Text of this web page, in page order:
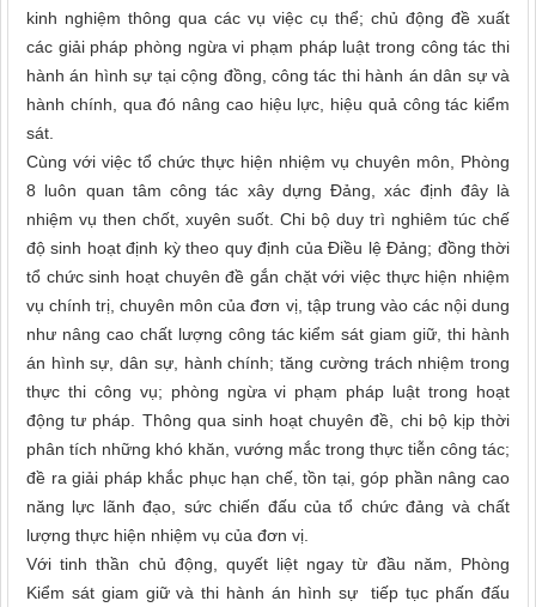
kinh nghiệm thông qua các vụ việc cụ thể; chủ động đề xuất
các giải pháp phòng ngừa vi phạm pháp luật trong công tác thi
hành án hình sự tại cộng đồng, công tác thi hành án dân sự và
hành chính, qua đó nâng cao hiệu lực, hiệu quả công tác kiểm
sát.
Cùng với việc tổ chức thực hiện nhiệm vụ chuyên môn, Phòng
8 luôn quan tâm công tác xây dựng Đảng, xác định đây là
nhiệm vụ then chốt, xuyên suốt. Chi bộ duy trì nghiêm túc chế
độ sinh hoạt định kỳ theo quy định của Điều lệ Đảng; đồng thời
tổ chức sinh hoạt chuyên đề gắn chặt với việc thực hiện nhiệm
vụ chính trị, chuyên môn của đơn vị, tập trung vào các nội dung
như nâng cao chất lượng công tác kiểm sát giam giữ, thi hành
án hình sự, dân sự, hành chính; tăng cường trách nhiệm trong
thực thi công vụ; phòng ngừa vi phạm pháp luật trong hoạt
động tư pháp. Thông qua sinh hoạt chuyên đề, chi bộ kịp thời
phân tích những khó khăn, vướng mắc trong thực tiễn công tác;
đề ra giải pháp khắc phục hạn chế, tồn tại, góp phần nâng cao
năng lực lãnh đạo, sức chiến đấu của tổ chức đảng và chất
lượng thực hiện nhiệm vụ của đơn vị.
Với tinh thần chủ động, quyết liệt ngay từ đầu năm, Phòng
Kiểm sát giam giữ và thi hành án hình sự tiếp tục phấn đấu